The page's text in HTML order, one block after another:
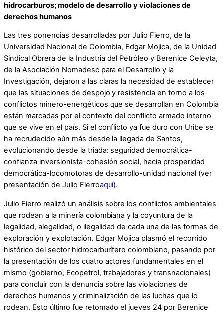
hidrocarburos; modelo de desarrollo y violaciones de
derechos humanos
Las tres ponencias desarrolladas por Julio Fierro, de la
Universidad Nacional de Colombia, Edgar Mojica, de la Unidad
Sindical Obrera de la Industria del Petróleo y Berenice Celeyta,
de la Asociación Nomadesc para el Desarrollo y la
Investigación, dejaron a las claras la necesidad de establecer
que las situaciones de despojo y resistencia en torno a los
conflictos minero-energéticos que se desarrollan en Colombia
están marcadas por el contexto del conflicto armado interno
que se vive en el país. Si el conflicto ya fue duro con Uribe se
ha recrudecido aún más desde la llegada de Santos,
evolucionando desde la triada: seguridad democrática-
confianza inversionista-cohesión social, hacia prosperidad
democrática-locomotoras de desarrollo-unidad nacional (ver
presentación de Julio Fierroaquí).
Julio Fierro realizó un análisis sobre los conflictos ambientales
que rodean a la minería colombiana y la coyuntura de la
legalidad, alegalidad, o ilegalidad de cada una de las formas de
exploración y explotación. Edgar Mojica plasmó el recorrido
histórico del sector hidrocarburífero colombiano, pasando por
la presentación de los cuatro actores fundamentales en el
mismo (gobierno, Ecopetrol, trabajadores y transnacionales)
para concluir con la denuncia sobre las violaciones de
derechos humanos y criminalización de las luchas que lo
rodean. Esto último fue retomado el jueves 24 por Berenice